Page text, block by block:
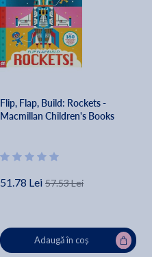
Flip, Flap, Build: Rockets -
Macmillan Children's Books
51.78 Lei 57.53 Lei
Adaugă în coș